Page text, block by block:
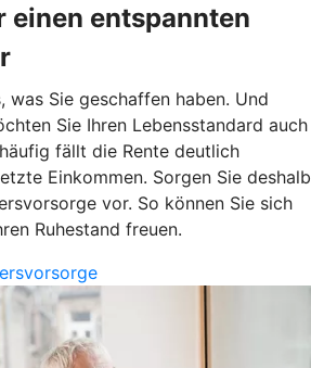
einen entspannten
was Sie geschaffen haben. Und
Sie Ihren Lebensstandard auch
fällt die Rente deutlich
Einkommen. Sorgen Sie deshalb
vor. So können Sie sich
Ruhestand freuen.